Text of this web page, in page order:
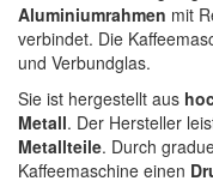
Aluminiumrahmen mit
verbindet. Die
und Verbundglas.
Sie ist hergestellt aus
Metall. Der Hersteller
Metallteile. Durch
Kaffeemaschine einen